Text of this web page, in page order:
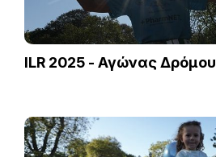
ILR 2025 - Αγώνας